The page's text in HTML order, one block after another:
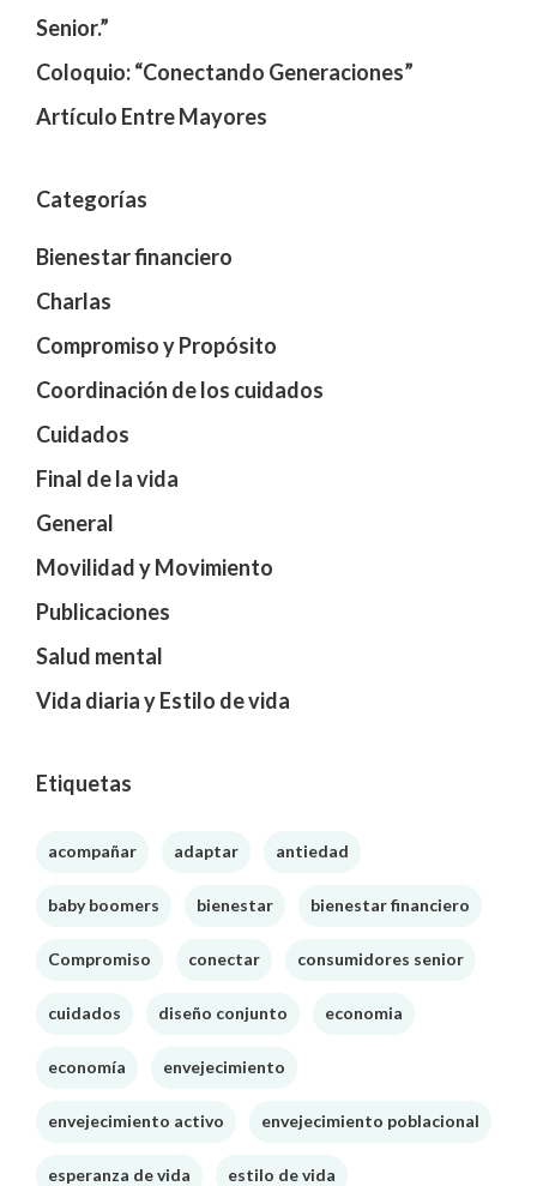
Senior.”
Coloquio: “Conectando Generaciones”
Artículo Entre Mayores
Categorías
Bienestar financiero
Charlas
Compromiso y Propósito
Coordinación de los cuidados
Cuidados
Final de la vida
General
Movilidad y Movimiento
Publicaciones
Salud mental
Vida diaria y Estilo de vida
Etiquetas
acompañar adaptar antiedad
baby boomers bienestar bienestar financiero
Compromiso conectar consumidores senior
cuidados diseño conjunto economia
economía envejecimiento
envejecimiento activo envejecimiento poblacional
esperanza de vida estilo de vida